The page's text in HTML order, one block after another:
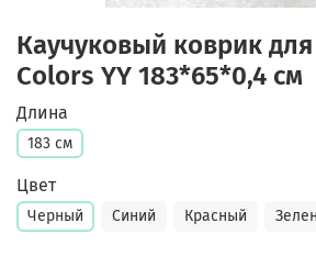
Каучуковый коврик
Colors YY 183*65*0,4 см
Длина
183 см
Цвет
Черный Синий Красный